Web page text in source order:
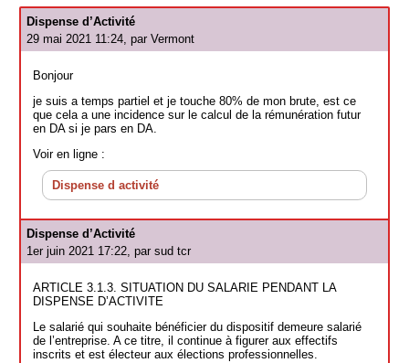
Dispense d’Activité
29 mai 2021 11:24, par Vermont
Bonjour
je suis a temps partiel et je touche 80% de mon brute, est ce
que cela a une incidence sur le calcul de la rémunération futur
en DA si je pars en DA.
Voir en ligne :
Dispense d activité
Dispense d’Activité
1er juin 2021 17:22, par sud tcr
ARTICLE 3.1.3. SITUATION DU SALARIE PENDANT LA
DISPENSE D’ACTIVITE
Le salarié qui souhaite bénéficier du dispositif demeure salarié
de l’entreprise. A ce titre, il continue à figurer aux effectifs
inscrits et est électeur aux élections professionnelles.